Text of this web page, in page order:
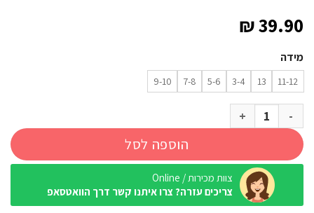
₪39.90
מידה
11-12
13
3-4
5-6
7-8
9-10
כמות של מיקרופליז Regatta Hot Shot II OxfdBlu/Navy ילדים
הוספה לסל
צוות מכירות / Online
צריכים עזרה? צרו איתנו קשר דרך הוואטסאפ